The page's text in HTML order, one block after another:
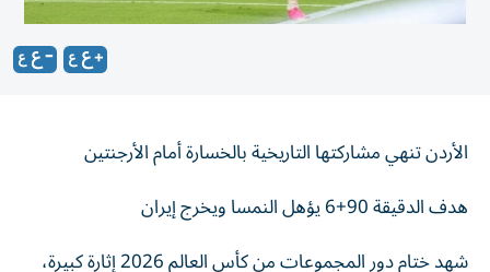
الأردن تنهي مشاركتها التاريخية بالخسارة أمام الأرجنتين
هدف الدقيقة 90+6 يؤهل النمسا ويخرج إيران
شهد ختام دور المجموعات من كأس العالم 2026 إثارة كبيرة،